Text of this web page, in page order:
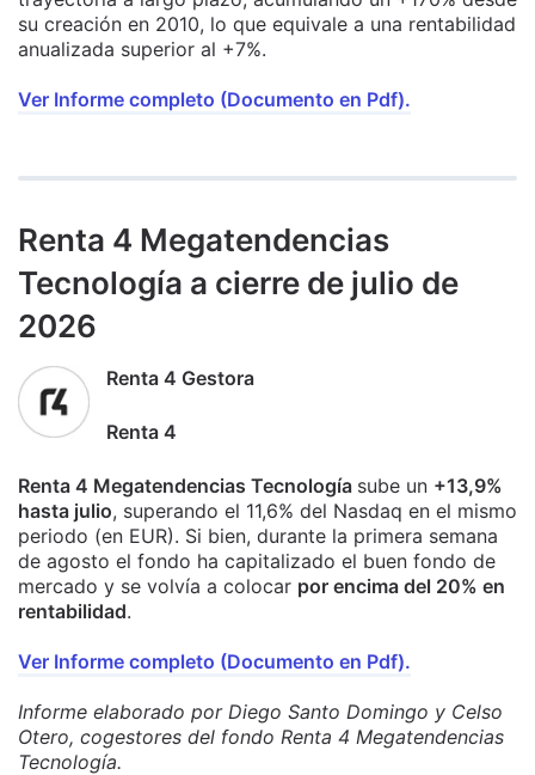
su creación en 2010, lo que equivale a una rentabilidad
anualizada superior al +7%.
Ver Informe completo (Documento en Pdf).
Renta 4 Megatendencias
Tecnología a cierre de julio de
2026
Renta 4 Gestora
Renta 4
Renta 4 Megatendencias Tecnología sube un +13,9%
hasta julio, superando el 11,6% del Nasdaq en el mismo
periodo (en EUR). Si bien, durante la primera semana
de agosto el fondo ha capitalizado el buen fondo de
mercado y se volvía a colocar por encima del 20% en
rentabilidad.
Ver Informe completo (Documento en Pdf).
Informe elaborado por Diego Santo Domingo y Celso
Otero, cogestores del fondo Renta 4 Megatendencias
Tecnología.